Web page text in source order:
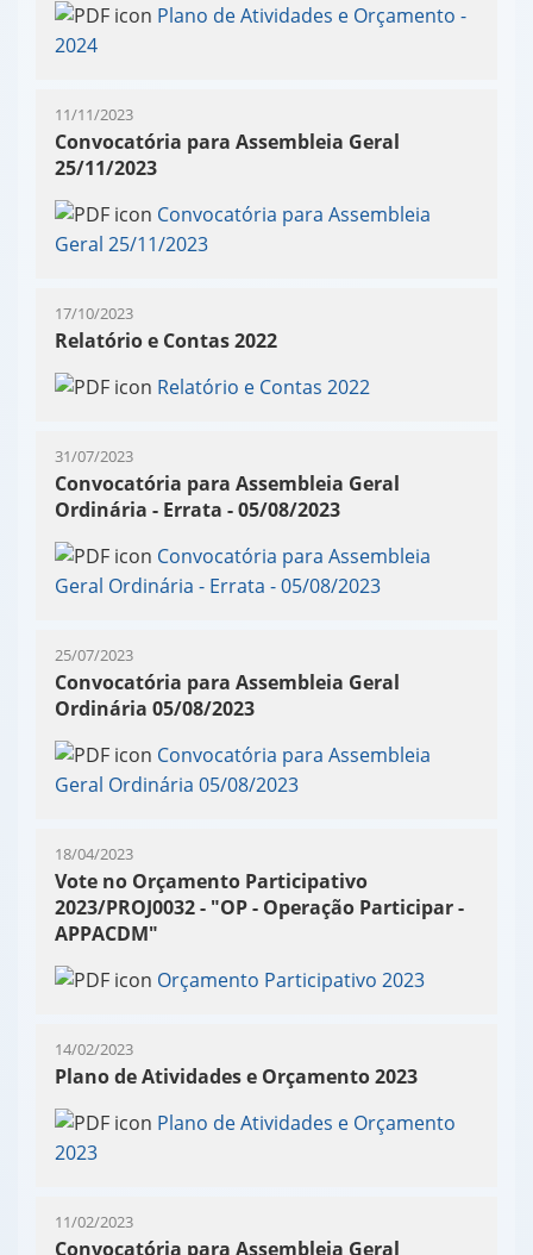
Plano de Atividades e Orçamento -
2024
11/11/2023
Convocatória para Assembleia Geral
25/11/2023
Convocatória para Assembleia
Geral 25/11/2023
17/10/2023
Relatório e Contas 2022
Relatório e Contas 2022
31/07/2023
Convocatória para Assembleia Geral
Ordinária - Errata - 05/08/2023
Convocatória para Assembleia
Geral Ordinária - Errata - 05/08/2023
25/07/2023
Convocatória para Assembleia Geral
Ordinária 05/08/2023
Convocatória para Assembleia
Geral Ordinária 05/08/2023
18/04/2023
Vote no Orçamento Participativo
2023/PROJ0032 - "OP - Operação Participar -
APPACDM"
Orçamento Participativo 2023
14/02/2023
Plano de Atividades e Orçamento 2023
Plano de Atividades e Orçamento
2023
11/02/2023
Convocatória para Assembleia Geral